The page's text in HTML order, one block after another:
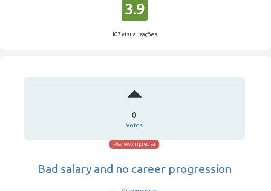
3.9
107 visualizações
0
Votos
Review imprecisa
Bad salary and no career progression